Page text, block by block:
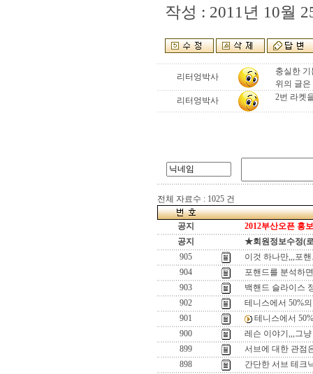
작성 : 2011년 10월
리터엉박사
충실한
위의 글
리터엉박사
2번 라켓
전체 자료수 : 1025 건
공지
2012부산오픈 홍
공지
★회원정보수정(
905
이것 하나만,,,포
904
포핸드를 분석하
903
백핸드 슬라이스
902
테니스에서 50%
901
테니스에서
900
레슨 이야기,,,그
899
서브에 대한 관점
898
간단한 서브 테크